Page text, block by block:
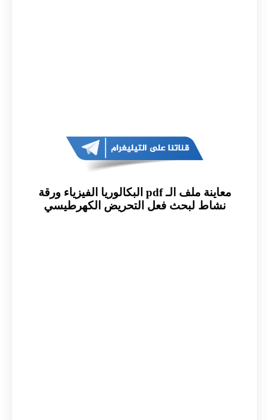
معاينة ملف الـ pdf البكالوريا الفيزياء ورقة
نشاط لبحث فعل التحريض الكهرطيسي